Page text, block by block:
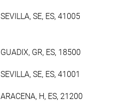
SEVILLA, SE, ES, 41005
GUADIX, GR, ES, 18500
SEVILLA, SE, ES, 41001
ARACENA, H, ES, 21200